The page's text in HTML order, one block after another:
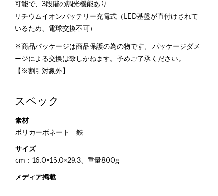
可能で、3段階の調光機能あり
リチウムイオンバッテリー充電式（LED基盤が直付けされて
いるため、電球交換不可）
※商品パッケージは商品保護の為の物です。 パッケージダメ
ージによる交換は致しかねます。予めご了承ください。
【※割引対象外】
スペック
素材
ポリカーボネート 鉄
サイズ
cm：16.0×16.0×29.3、重量800g
メディア掲載